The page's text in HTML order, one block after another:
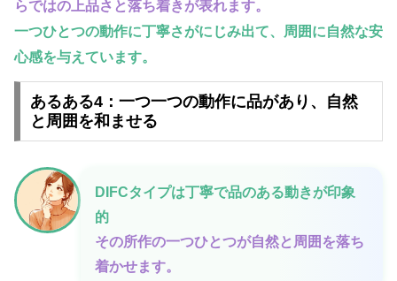
らではの上品さと落ち着きが表れます。
一つひとつの動作に丁寧さがにじみ出て、周囲に自然な安
心感を与えています。
あるある4：一つ一つの動作に品があり、自然
と周囲を和ませる
DIFCタイプは丁寧で品のある動きが印象
的
その所作の一つひとつが自然と周囲を落ち
着かせます。